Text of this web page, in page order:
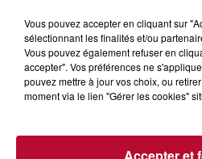
L'actu RTS dans le Sud
Vous pouvez accepter en cliquant sur
sélectionnant les finalités et/ou
Vous pouvez également refuser en
accepter". Vos préférences ne
pouvez mettre à jour vos choix, ou
moment via le lien "Gérer les cookies"